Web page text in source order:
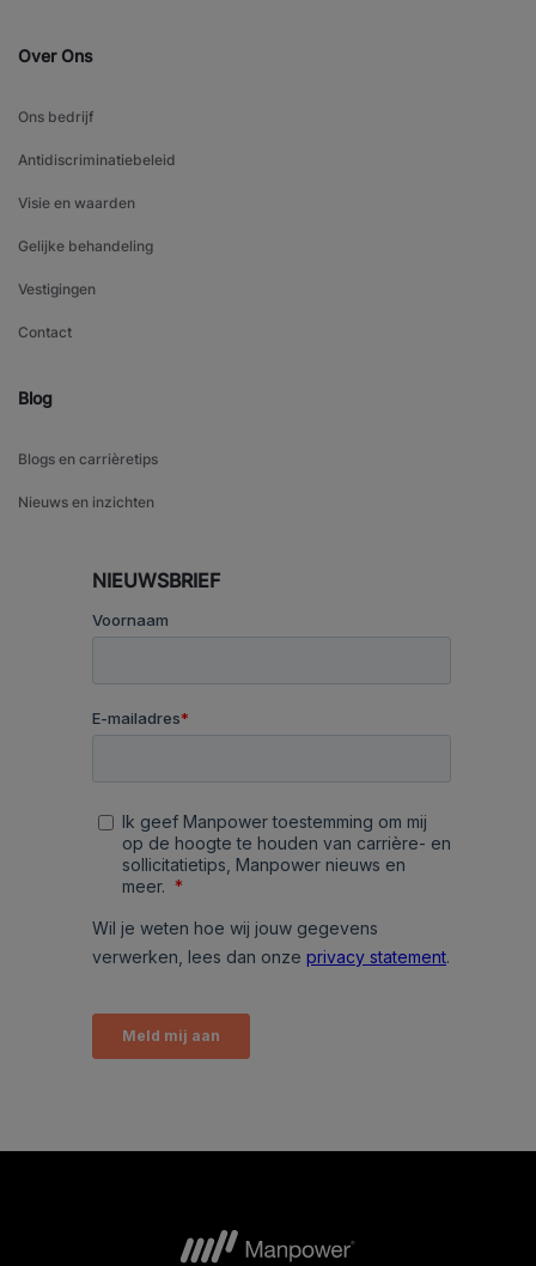
Over Ons
Ons bedrijf
Antidiscriminatiebeleid
Visie en waarden
Gelijke behandeling
Vestigingen
Contact
Blog
Blogs en carrièretips
Nieuws en inzichten
NIEUWSBRIEF